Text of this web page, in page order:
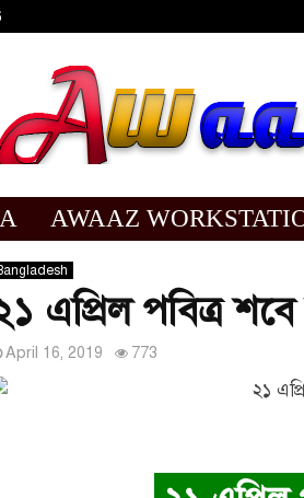
AWAAZ
এপ্রিল পবিত্র
April 16, 2019 773